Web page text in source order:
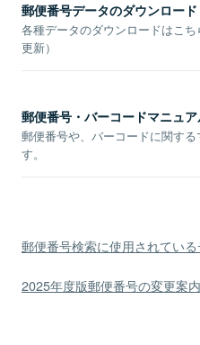
郵便番号データのダウンロード
各種データのダウンロードはこ
更新）
郵便番号・バーコードマニュ
郵便番号や、バーコードに関す
す。
郵便番号検索に使用されてい
2025年度版郵便番号の変更案内